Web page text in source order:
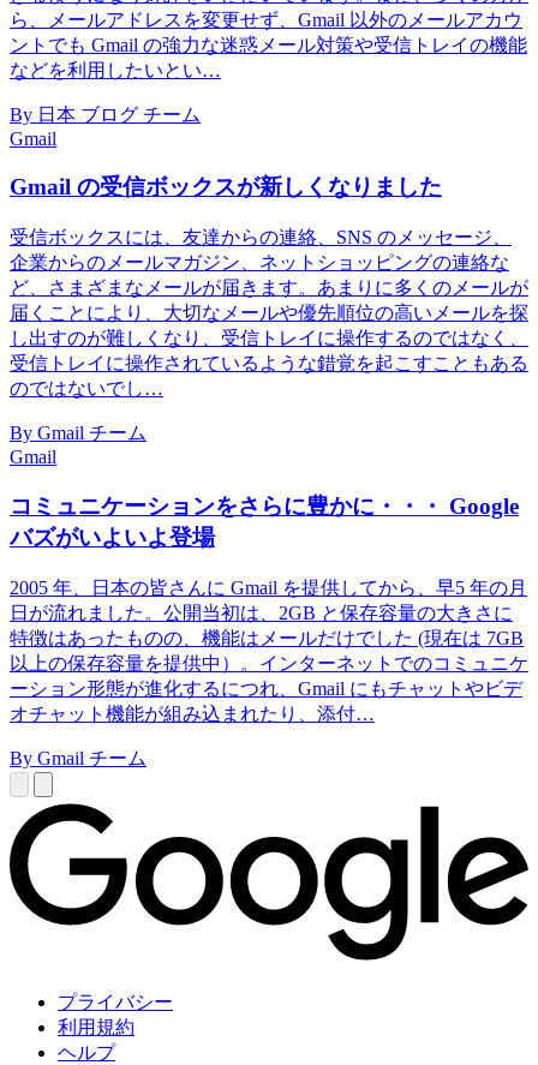
ら、メールアドレスを変更せず、Gmail 以外のメールアカウ
ントでも Gmail の強力な迷惑メール対策や受信トレイの機能
などを利用したいとい…
By 日本 ブログ チーム
Gmail
Gmail の受信ボックスが新しくなりました
受信ボックスには、友達からの連絡、SNS のメッセージ、
企業からのメールマガジン、ネットショッピングの連絡な
ど、さまざまなメールが届きます。あまりに多くのメールが
届くことにより、大切なメールや優先順位の高いメールを探
し出すのが難しくなり、受信トレイに操作するのではなく、
受信トレイに操作されているような錯覚を起こすこともある
のではないでし…
By Gmail チーム
Gmail
コミュニケーションをさらに豊かに・・・ Google
バズがいよいよ登場
2005 年、日本の皆さんに Gmail を提供してから、早5 年の月
日が流れました。公開当初は、2GB と保存容量の大きさに
特徴はあったものの、機能はメールだけでした (現在は 7GB
以上の保存容量を提供中）。インターネットでのコミュニケ
ーション形態が進化するにつれ、Gmail にもチャットやビデ
オチャット機能が組み込まれたり、添付…
By Gmail チーム
プライバシー
利用規約
ヘルプ